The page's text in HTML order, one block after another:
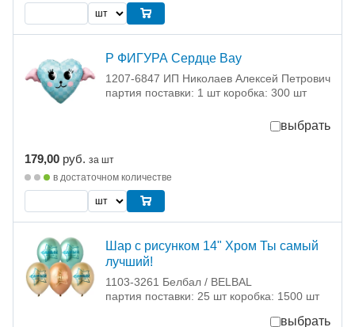
Р ФИГУРА Сердце Вау
1207-6847 ИП Николаев Алексей Петрович
партия поставки: 1 шт коробка: 300 шт
выбрать
179,00 руб. за шт
в достаточном количестве
Шар с рисунком 14" Хром Ты самый
лучший!
1103-3261 Белбал / BELBAL
партия поставки: 25 шт коробка: 1500 шт
выбрать